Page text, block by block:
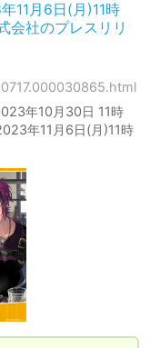
11月6日(月)11時
会社のプレスリリ
年10月30日 11時
年11月6日(月)11時